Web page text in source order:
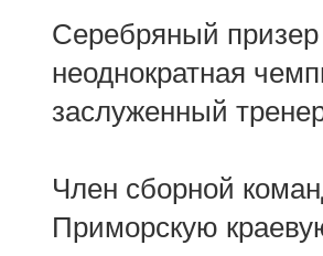
Серебряный
неоднократная
заслуженный
Член сборной
Приморскую